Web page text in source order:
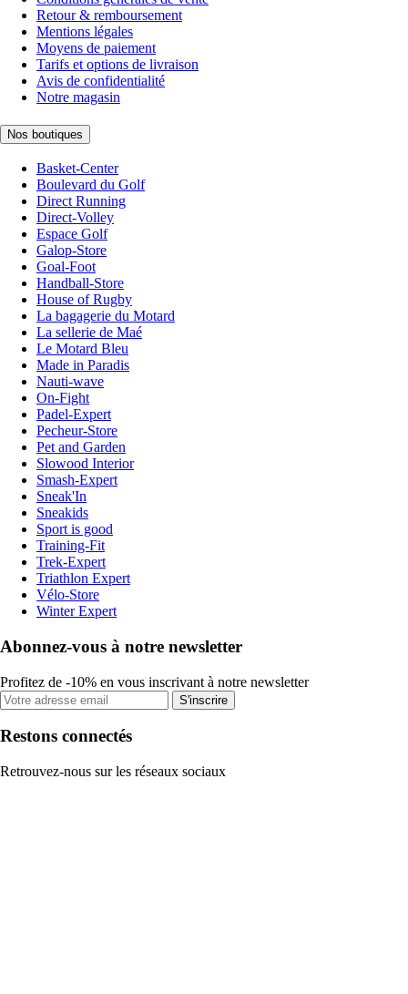
Retour & remboursement
Mentions légales
Moyens de paiement
Tarifs et options de livraison
Avis de confidentialité
Notre magasin
Nos boutiques
Basket-Center
Boulevard du Golf
Direct Running
Direct-Volley
Espace Golf
Galop-Store
Goal-Foot
Handball-Store
House of Rugby
La bagagerie du Motard
La sellerie de Maé
Le Motard Bleu
Made in Paradis
Nauti-wave
On-Fight
Padel-Expert
Pecheur-Store
Pet and Garden
Slowood Interior
Smash-Expert
Sneak'In
Sneakids
Sport is good
Training-Fit
Trek-Expert
Triathlon Expert
Vélo-Store
Winter Expert
Abonnez-vous à notre newsletter
Profitez de -10% en vous inscrivant à notre newsletter
S'inscrire
Restons connectés
Retrouvez-nous sur les réseaux sociaux